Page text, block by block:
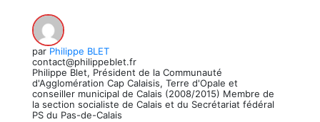
par Philippe BLET
contact@philippeblet.fr
Philippe Blet, Président de la Communauté
d'Agglomération Cap Calaisis, Terre d'Opale et
conseiller municipal de Calais (2008/2015) Membre de
la section socialiste de Calais et du Secrétariat fédéral
PS du Pas-de-Calais